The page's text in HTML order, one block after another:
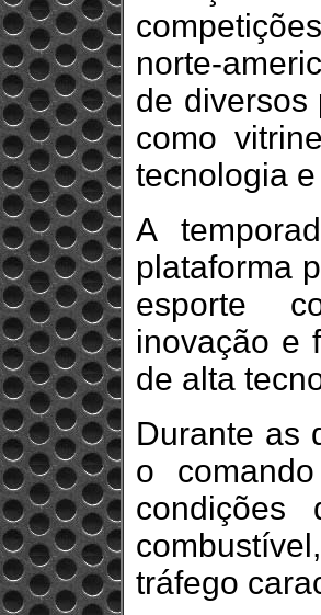
norte-
de diversos
como
tecnologia
A
plataforma
esporte
inovação e
de alta
Durante as
o
condições
tráfego